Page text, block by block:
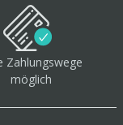
Zahlungswege
möglich